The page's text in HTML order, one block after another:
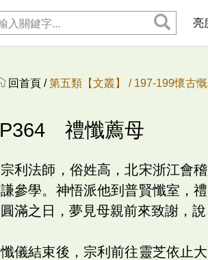
亮
回首頁 /第五類【文叢】 / 197-199懷古
P364 禮懺薦母
宗利法師，俗姓高，北宋浙江會
謙參學。神悟派他到普賢懺室，
圓滿之日，夢見母親前來致謝，
懺儀結束後，宗利前往靈芝依止